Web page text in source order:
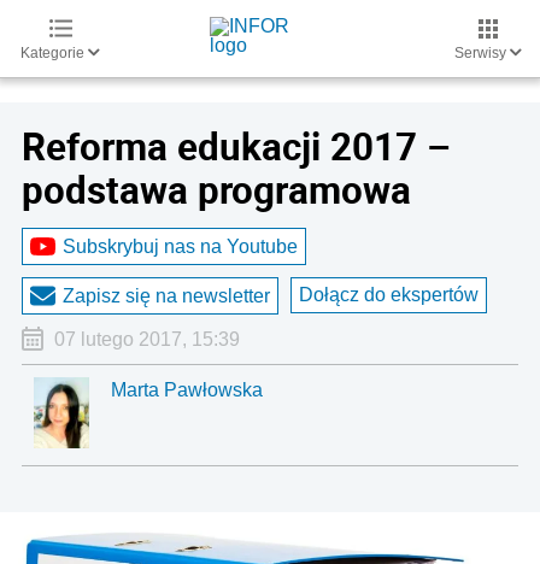
Kategorie Serwisy
Reforma edukacji 2017 –
podstawa programowa
Subskrybuj nas na Youtube
Zapisz się na newsletter Dołącz do ekspertów
07 lutego 2017, 15:39
Marta Pawłowska